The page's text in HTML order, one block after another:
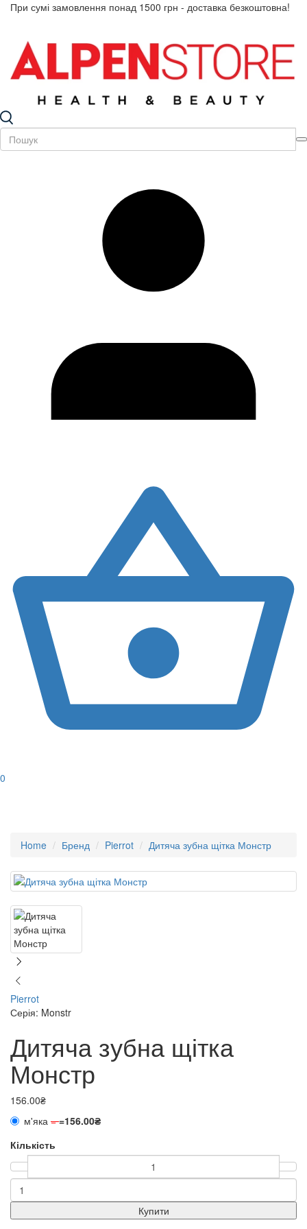
При сумі замовлення понад 1500 грн - доставка безкоштовна!
0
Home Бренд Pierrot Дитяча зубна щітка Монстр
Pierrot
Серія: Monstr
Дитяча зубна щітка
Монстр
156.00₴
м'яка ==156.00₴
Кількість
Купити